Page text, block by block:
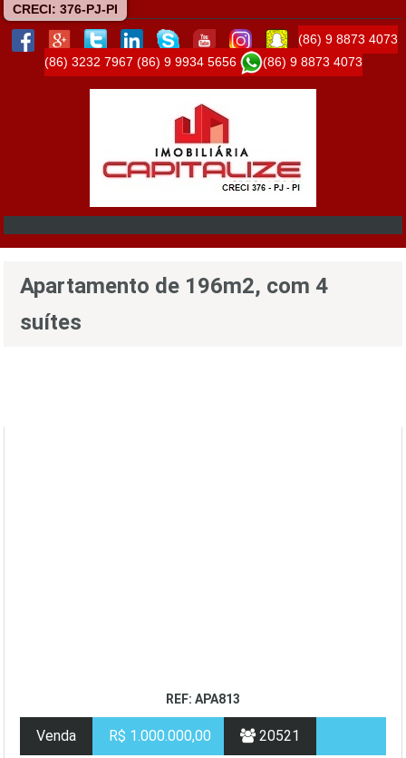
CRECI: 376-PJ-PI
(86) 9 8873 4073
(86) 3232 7967 (86) 9 9934 5656 (86) 9 8873 4073
Apartamento de 196m2, com 4
suítes
REF: APA813
Venda R$ 1.000.000,00 20521